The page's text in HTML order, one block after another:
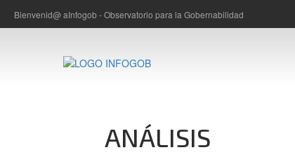
Bienvenid@ aInfogob - Observatorio para la Gobernabilidad
ANÁLISIS